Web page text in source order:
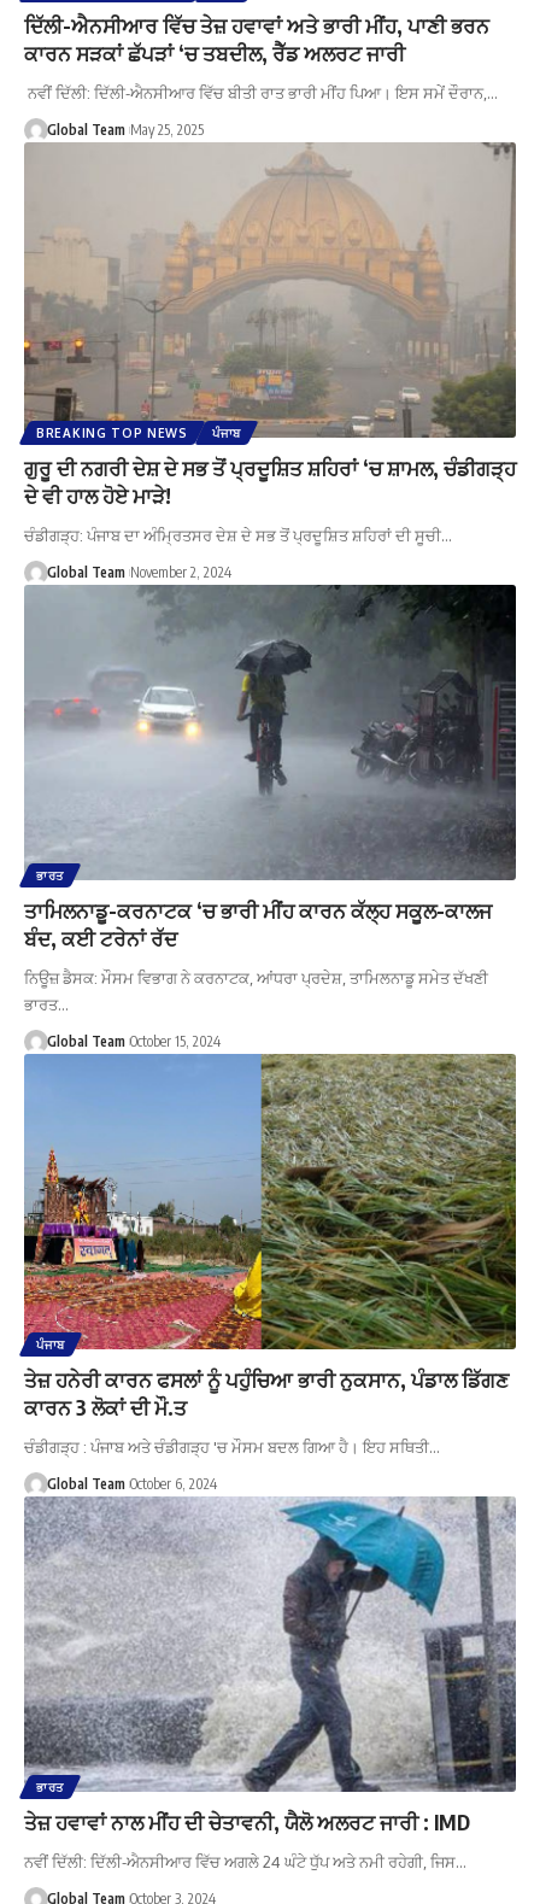
ਦਿੱਲੀ-ਐਨਸੀਆਰ ਵਿੱਚ ਤੇਜ਼ ਹਵਾਵਾਂ ਅਤੇ ਭਾਰੀ ਮੀਂਹ, ਪਾਣੀ ਭਰਨ
ਕਾਰਨ ਸੜਕਾਂ ਛੱਪੜਾਂ ‘ਚ ਤਬਦੀਲ, ਰੈੱਡ ਅਲਰਟ ਜਾਰੀ
ਨਵੀਂ ਦਿੱਲੀ: ਦਿੱਲੀ-ਐਨਸੀਆਰ ਵਿੱਚ ਬੀਤੀ ਰਾਤ ਭਾਰੀ ਮੀਂਹ ਪਿਆ। ਇਸ ਸਮੇਂ ਦੌਰਾਨ,…
Global Team May 25, 2025
BREAKING TOP NEWS ਪੰਜਾਬ
ਗੁਰੂ ਦੀ ਨਗਰੀ ਦੇਸ਼ ਦੇ ਸਭ ਤੋਂ ਪ੍ਰਦੂਸ਼ਿਤ ਸ਼ਹਿਰਾਂ ‘ਚ ਸ਼ਾਮਲ, ਚੰਡੀਗੜ੍ਹ
ਦੇ ਵੀ ਹਾਲ ਹੋਏ ਮਾੜੇ!
ਚੰਡੀਗੜ੍ਹ: ਪੰਜਾਬ ਦਾ ਅੰਮ੍ਰਿਤਸਰ ਦੇਸ਼ ਦੇ ਸਭ ਤੋਂ ਪ੍ਰਦੂਸ਼ਿਤ ਸ਼ਹਿਰਾਂ ਦੀ ਸੂਚੀ…
Global Team November 2, 2024
ਭਾਰਤ
ਤਾਮਿਲਨਾਡੂ-ਕਰਨਾਟਕ ‘ਚ ਭਾਰੀ ਮੀਂਹ ਕਾਰਨ ਕੱਲ੍ਹ ਸਕੂਲ-ਕਾਲਜ
ਬੰਦ, ਕਈ ਟਰੇਨਾਂ ਰੱਦ
ਨਿਊਜ਼ ਡੈਸਕ: ਮੌਸਮ ਵਿਭਾਗ ਨੇ ਕਰਨਾਟਕ, ਆਂਧਰਾ ਪ੍ਰਦੇਸ਼, ਤਾਮਿਲਨਾਡੂ ਸਮੇਤ ਦੱਖਣੀ
ਭਾਰਤ…
Global Team October 15, 2024
ਪੰਜਾਬ
ਤੇਜ਼ ਹਨੇਰੀ ਕਾਰਨ ਫਸਲਾਂ ਨੂੰ ਪਹੁੰਚਿਆ ਭਾਰੀ ਨੁਕਸਾਨ, ਪੰਡਾਲ ਡਿੱਗਣ
ਕਾਰਨ 3 ਲੋਕਾਂ ਦੀ ਮੌ.ਤ
ਚੰਡੀਗੜ੍ਹ : ਪੰਜਾਬ ਅਤੇ ਚੰਡੀਗੜ੍ਹ 'ਚ ਮੌਸਮ ਬਦਲ ਗਿਆ ਹੈ। ਇਹ ਸਥਿਤੀ…
Global Team October 6, 2024
ਭਾਰਤ
ਤੇਜ਼ ਹਵਾਵਾਂ ਨਾਲ ਮੀਂਹ ਦੀ ਚੇਤਾਵਨੀ, ਯੈਲੋ ਅਲਰਟ ਜਾਰੀ : IMD
ਨਵੀਂ ਦਿੱਲੀ: ਦਿੱਲੀ-ਐਨਸੀਆਰ ਵਿੱਚ ਅਗਲੇ 24 ਘੰਟੇ ਧੁੱਪ ਅਤੇ ਨਮੀ ਰਹੇਗੀ, ਜਿਸ…
Global Team October 3, 2024